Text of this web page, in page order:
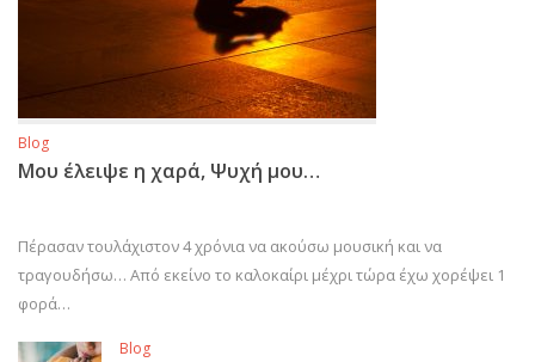
Blog
Μου έλειψε η χαρά, Ψυχή μου…
Πέρασαν τουλάχιστον 4 χρόνια να ακούσω μουσική και να
τραγουδήσω… Από εκείνο το καλοκαίρι μέχρι τώρα έχω χορέψει 1
φορά…
Blog